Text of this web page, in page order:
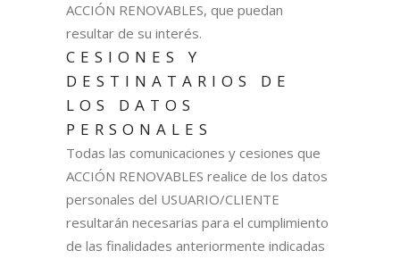
ACCIÓN RENOVABLES, que puedan
resultar de su interés.
CESIONES Y
DESTINATARIOS DE
LOS DATOS
PERSONALES
Todas las comunicaciones y cesiones que
ACCIÓN RENOVABLES realice de los datos
personales del USUARIO/CLIENTE
resultarán necesarias para el cumplimiento
de las finalidades anteriormente indicadas